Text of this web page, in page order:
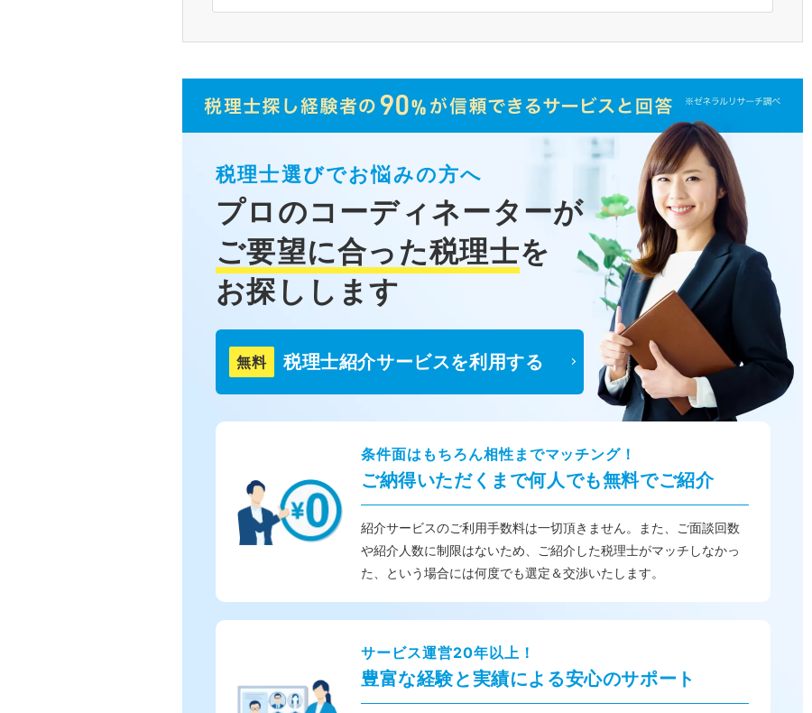
税理士選びでお悩みの方へ
プロのコーディネーターが
ご要望に合った税理士を
お探しします
無料 税理士紹介サービスを利用する
条件面はもちろん相性までマッチング！
ご納得いただくまで何人でも無料でご紹介
紹介サービスのご利用手数料は一切頂きません。また、ご面談回数
や紹介人数に制限はないため、ご紹介した税理士がマッチしなかっ
た、という場合には何度でも選定＆交渉いたします。
サービス運営20年以上！
豊富な経験と実績による安心のサポート